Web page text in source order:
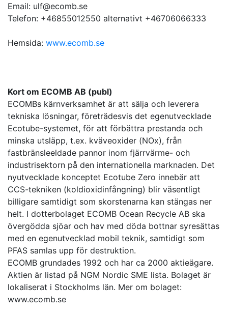
Email: ulf@ecomb.se
Telefon: +46855012550 alternativt +46706066333
Hemsida: www.ecomb.se
Kort om ECOMB AB (publ)
ECOMBs kärnverksamhet är att sälja och leverera
tekniska lösningar, företrädesvis det egenutvecklade
Ecotube-systemet, för att förbättra prestanda och
minska utsläpp, t.ex. kväveoxider (NOx), från
fastbränsleeldade pannor inom fjärrvärme- och
industrisektorn på den internationella marknaden. Det
nyutvecklade konceptet Ecotube Zero innebär att
CCS-tekniken (koldioxidinfångning) blir väsentligt
billigare samtidigt som skorstenarna kan stängas ner
helt. I dotterbolaget ECOMB Ocean Recycle AB ska
övergödda sjöar och hav med döda bottnar syresättas
med en egenutvecklad mobil teknik, samtidigt som
PFAS samlas upp för destruktion.
ECOMB grundades 1992 och har ca 2000 aktieägare.
Aktien är listad på NGM Nordic SME lista. Bolaget är
lokaliserat i Stockholms län. Mer om bolaget:
www.ecomb.se